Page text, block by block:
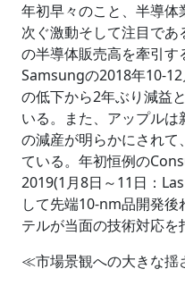
年初早々のこと、半導
次ぐ激動そして注目で
の半導体販売高を牽引す
Samsungの2018年10-
の低下から2年ぶり減益
いる。また、アップル
の減産が明らかにされ
ている。年初恒例の
2019(1月8日～11日：
して先端10-nm品開発
テルが当面の技術対応を
≪市場景観への大きな